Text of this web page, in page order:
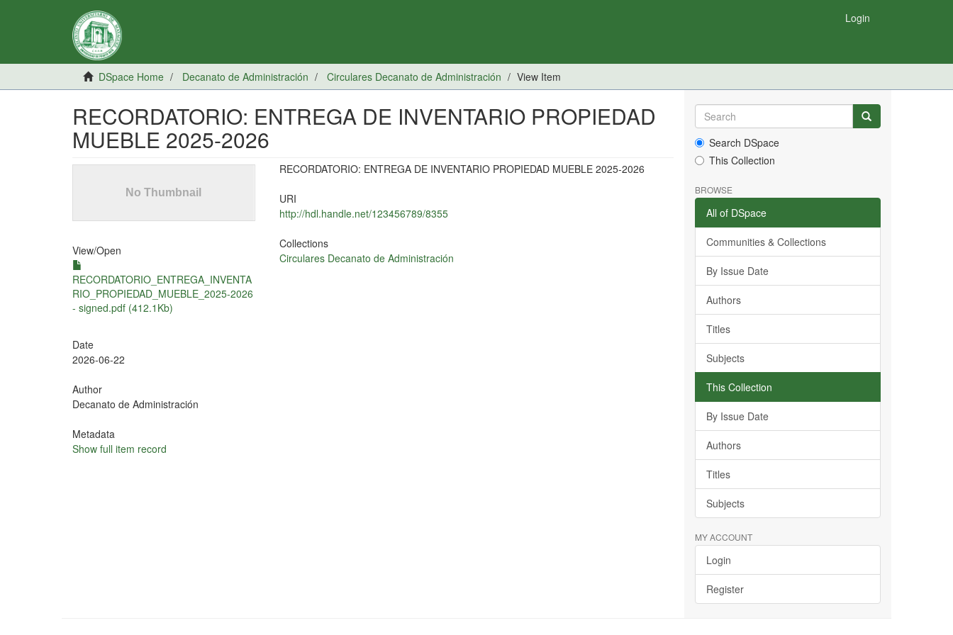
Login
DSpace Home Decanato de Administración Circulares Decanato de Administración View Item
RECORDATORIO: ENTREGA DE INVENTARIO PROPIEDAD
MUEBLE 2025-2026
View/Open
RECORDATORIO_ENTREGA_INVENTA
RIO_PROPIEDAD_MUEBLE_2025-2026
- signed.pdf (412.1Kb)
Date
2026-06-22
Author
Decanato de Administración
Metadata
Show full item record
RECORDATORIO: ENTREGA DE INVENTARIO PROPIEDAD MUEBLE 2025-2026
URI
http://hdl.handle.net/123456789/8355
Collections
Circulares Decanato de Administración
Search DSpace
This Collection
BROWSE
All of DSpace
Communities & Collections
By Issue Date
Authors
Titles
Subjects
This Collection
By Issue Date
Authors
Titles
Subjects
MY ACCOUNT
Login
Register